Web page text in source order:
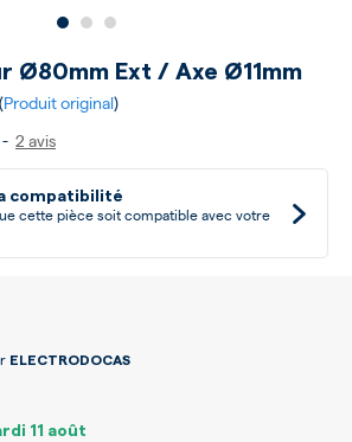
Ø80mm Ext / Axe Ø11mm
Produit original)
2 avis
compatibilité
cette pièce soit compatible avec votre
ELECTRODOCAS
11 août